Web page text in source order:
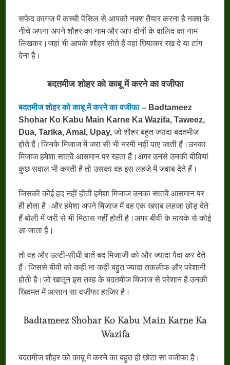
सफेद कागज में कच्ची पेंसिल से आपको नक्श तैयार करना है नक्श के
नीचे अपना अपने शौहर का नाम और आप दोनों के वालिद का नाम
लिखकर।जहां भी आपके शौहर सोते हैं वहां छिपाकर रख दे या टांग
देना है।
बदतमीज शोहर को काबू में करने का वजीफा
बदतमीज शोहर को काबू में करने का वजीफा– Badtameez
Shohar Ko Kabu Main Karne Ka Wazifa, Taweez,
Dua, Tarika, Amal, Upay,जो शौहर बहुत ज्यादा बदतमीज
होते हैं।जिनके मिजाज में जरा सी भी नरमी नहीं पाए जाती हैं।उनका
मिजाज हमेशा सातवें आसमान पर रहता हैं।अगर उनसे उनकी बीवियां
कुछ सवाल भी करती है तो उसका वह इस लहजे में जवाब देते हैं।
जिसकी कोई हद नहीं होती हमेशा मिजाज उनका सातवें आसमान पर
ही होता है।और हमेशा अपने मिजाज में वह एक खराब लहजा छोड़ देते
हैं बोली में जरी से भी मिठास नहीं होती है।अगर बीवी के मायके से कोई
आ जाता है।
तो वह और उल्टी-सीधी बातें बद मिजाजी को और ज्यादा पैदा कर देते
हैं।जिससे बीवी को कहीं ना कहीं बहुत ज्यादा तकलीफ और परेशानी
होती है।जो खातून इस तरह के बदतमीज मिजाज से परेशान है उनकी
खिदमत में आसान सा वजीफा हाजिर है।
Badtameez Shohar Ko Kabu Main Karne Ka
Wazifa
बदतमीज शौहर को काबू में करने का बहुत ही छोटा सा वजीफा है।